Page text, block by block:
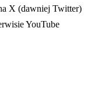
X (dawniej Twitter)
YouTube